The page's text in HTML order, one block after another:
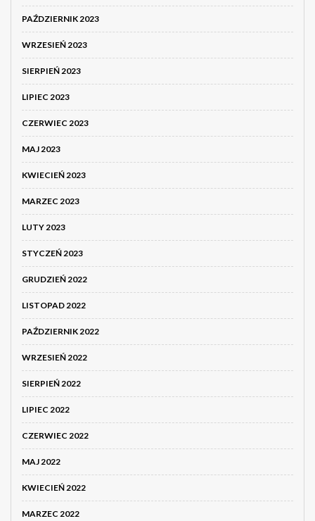
PAŹDZIERNIK 2023
WRZESIEŃ 2023
SIERPIEŃ 2023
LIPIEC 2023
CZERWIEC 2023
MAJ 2023
KWIECIEŃ 2023
MARZEC 2023
LUTY 2023
STYCZEŃ 2023
GRUDZIEŃ 2022
LISTOPAD 2022
PAŹDZIERNIK 2022
WRZESIEŃ 2022
SIERPIEŃ 2022
LIPIEC 2022
CZERWIEC 2022
MAJ 2022
KWIECIEŃ 2022
MARZEC 2022